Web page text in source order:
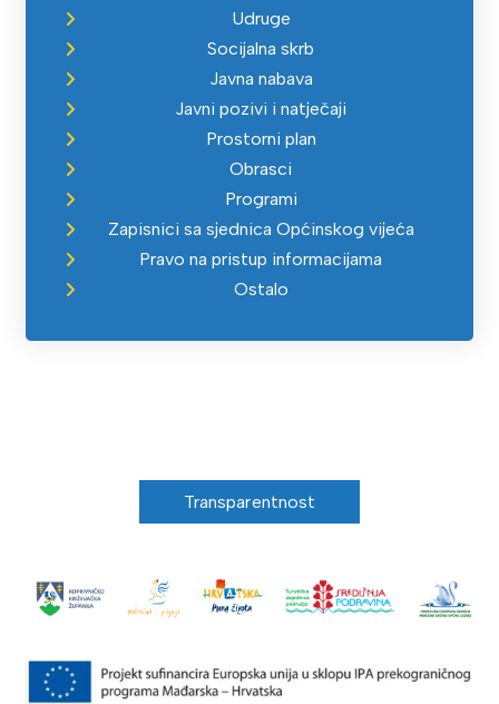
Udruge
Socijalna skrb
Javna nabava
Javni pozivi i natječaji
Prostorni plan
Obrasci
Programi
Zapisnici sa sjednica Općinskog vijeća
Pravo na pristup informacijama
Ostalo
Transparentnost